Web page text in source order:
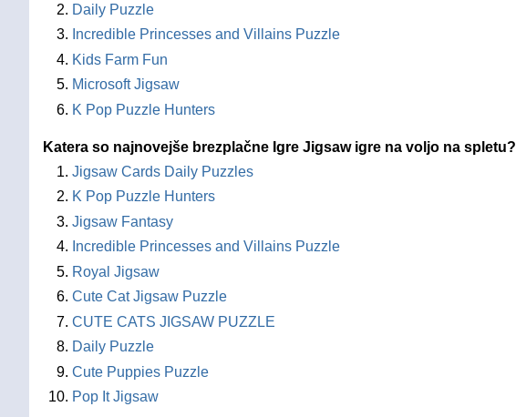
Daily Puzzle
Incredible Princesses and Villains Puzzle
Kids Farm Fun
Microsoft Jigsaw
K Pop Puzzle Hunters
Katera so najnovejše brezplačne Igre Jigsaw igre na voljo na spletu?
Jigsaw Cards Daily Puzzles
K Pop Puzzle Hunters
Jigsaw Fantasy
Incredible Princesses and Villains Puzzle
Royal Jigsaw
Cute Cat Jigsaw Puzzle
CUTE CATS JIGSAW PUZZLE
Daily Puzzle
Cute Puppies Puzzle
Pop It Jigsaw